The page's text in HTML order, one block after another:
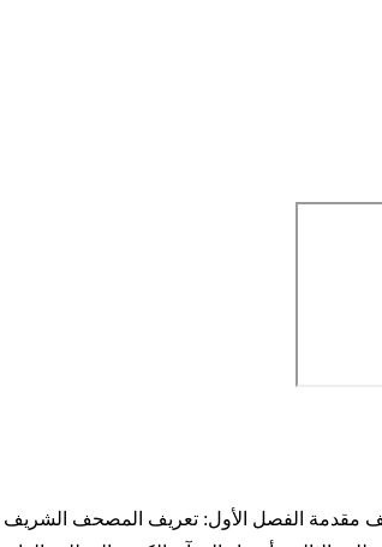
الفصل الأول: تعريف المصحف الشريف